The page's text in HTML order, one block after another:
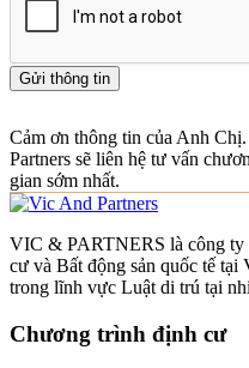
Gửi thông tin
Cảm ơn thông tin của Anh
Partners sẽ liên hệ tư vấn
gian sớm nhất.
VIC & PARTNERS là công ty
cư và Bất động sản quốc tế
trong lĩnh vực Luật di trú tại
Chương trình định cư